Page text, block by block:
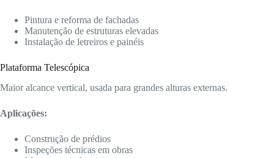
Pintura e reforma de fachadas
Manutenção de estruturas elevadas
Instalação de letreiros e painéis
Plataforma Telescópica
Maior alcance vertical, usada para grandes alturas externas.
Aplicações:
Construção de prédios
Inspeções técnicas em obras